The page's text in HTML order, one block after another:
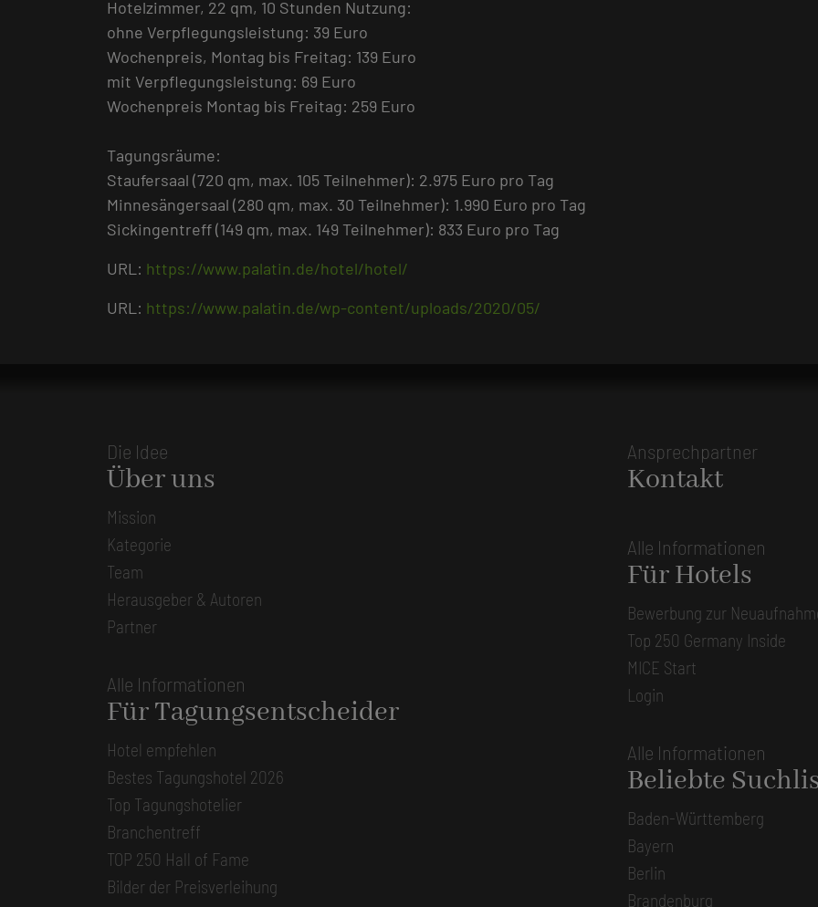
Hotelzimmer, 22 qm, 10 Stunden Nutzung:
ohne Verpflegungsleistung: 39 Euro
Wochenpreis, Montag bis Freitag: 139 Euro
mit Verpflegungsleistung: 69 Euro
Wochenpreis Montag bis Freitag: 259 Euro
Tagungsräume:
Staufersaal (720 qm, max. 105 Teilnehmer): 2.975 Euro pro Tag
Minnesängersaal (280 qm, max. 30 Teilnehmer): 1.990 Euro pro Tag
Sickingentreff (149 qm, max. 149 Teilnehmer): 833 Euro pro Tag
URL: https://www.palatin.de/hotel/hotel/
URL: https://www.palatin.de/wp-content/uploads/2020/05/
Die Idee
Über uns
Mission
Kategorie
Team
Herausgeber & Autoren
Partner
Alle Informationen
Für Tagungsentscheider
Hotel empfehlen
Bestes Tagungshotel 2026
Top Tagungshotelier
Branchentreff
TOP 250 Hall of Fame
Bilder der Preisverleihung
Ansprechpartner
Kontakt
Alle Informationen
Für Hotels
Bewerbung zur
Top 250 Germany Inside
MICE Start
Login
Alle Informationen
Beliebte
Baden-Württemberg
Bayern
Berlin
Brandenburg